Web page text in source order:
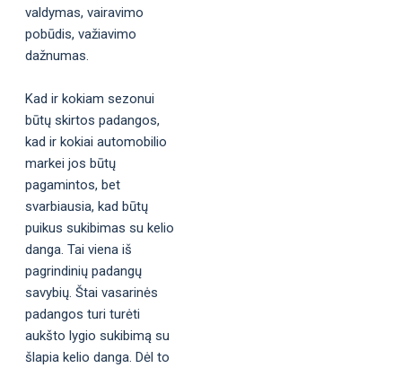
valdymas, vairavimo
pobūdis, važiavimo
dažnumas.
Kad ir kokiam sezonui
būtų skirtos padangos,
kad ir kokiai automobilio
markei jos būtų
pagamintos, bet
svarbiausia, kad būtų
puikus sukibimas su kelio
danga. Tai viena iš
pagrindinių padangų
savybių. Štai vasarinės
padangos turi turėti
aukšto lygio sukibimą su
šlapia kelio danga. Dėl to